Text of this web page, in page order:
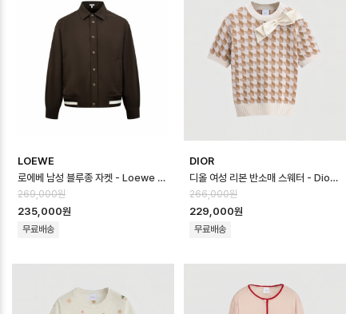
LOEWE
로에베 남성 블루종 자켓 - Loewe Mens Blouson Jacket - loc166…
269,000원
235,000원
무료배송
DIOR
디올 여성 리본 반소매 스웨터 - Dior Womens Ribbon Sweater - di…
266,000원
229,000원
무료배송